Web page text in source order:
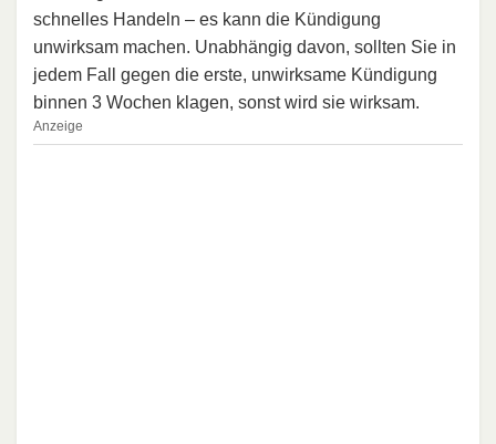
schnelles Handeln – es kann die Kündigung
unwirksam machen. Unabhängig davon, sollten Sie in
jedem Fall gegen die erste, unwirksame Kündigung
binnen 3 Wochen klagen, sonst wird sie wirksam.
Anzeige